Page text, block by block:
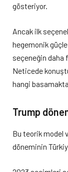
gösteriyor.
Ancak ilk
hegemonik güçle
seçeneğin daha
Neticede
hangi
Trump
Bu teorik model
döneminin